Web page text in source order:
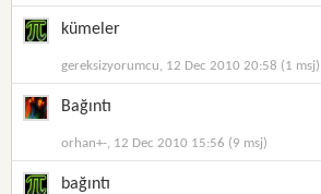
kümeler
gereksizyorumcu, 12 Dec 2010 20:58 (1 msj)
Bağıntı
orhan+-, 12 Dec 2010 15:56 (9 msj)
bağıntı